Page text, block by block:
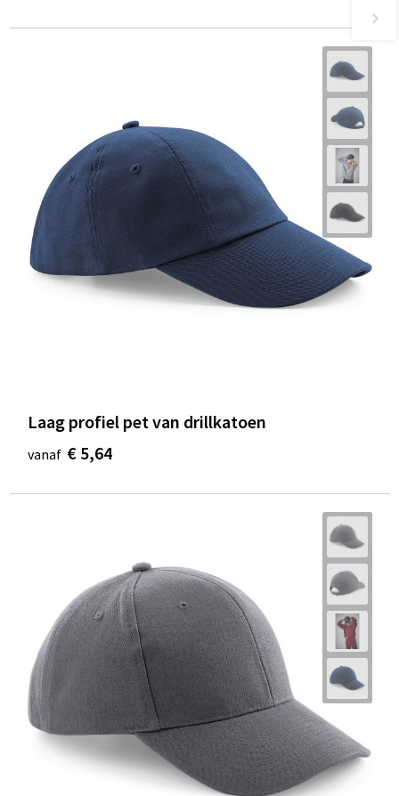
Laag profiel pet van drillkatoen
vanaf € 5,64